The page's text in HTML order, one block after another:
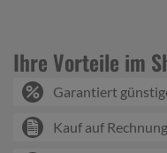
Ihre Vorteile im
Garantiert
Kauf auf Rechnung